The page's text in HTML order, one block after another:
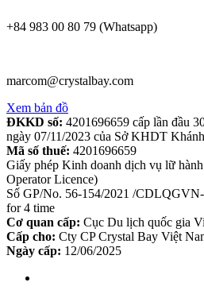
+84 983 00 80 79 (Whatsapp)
marcom@crystalbay.com
Xem bản đồ
ĐKKD số: 4201696659 cấp lần đầu
ngày 07/11/2023 của Sở KHDT
Mã số thuế: 4201696659
Giấy phép Kinh doanh dịch vụ lữ
Operator Licence)
Số GP/No. 56-154/2021 /
for 4 time
Cơ quan cấp: Cục Du lịch quốc gia
Cấp cho: Cty CP Crystal Bay Việt
Ngày cấp: 12/06/2025